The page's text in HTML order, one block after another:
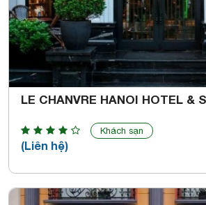
LE CHANVRE HANOI HOTEL &
Khách sạn
(Liên hệ)